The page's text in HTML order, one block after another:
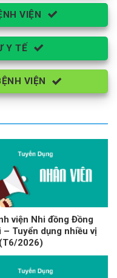
VIỆN
Y TẾ
VIỆN
viện Nhi đồng Đồng
– Tuyển dụng nhiều vị
2026)